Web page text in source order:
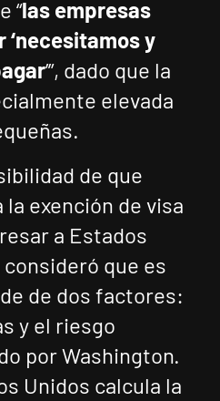
“las empresas
‘necesitamos y
’”, dado que la
elevada
de que
exención de visa
a Estados
que es
de dos factores:
y el riesgo
por Washington.
Unidos calcula la